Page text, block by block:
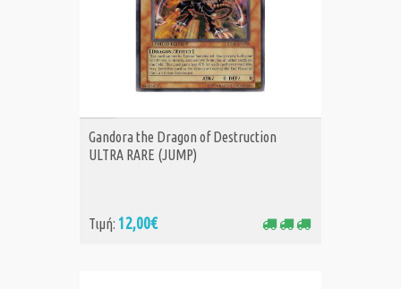
ΑΓΟΡΑ
Gandora the Dragon of Destruction
ULTRA RARE (JUMP)
Τιμή: 12,00€